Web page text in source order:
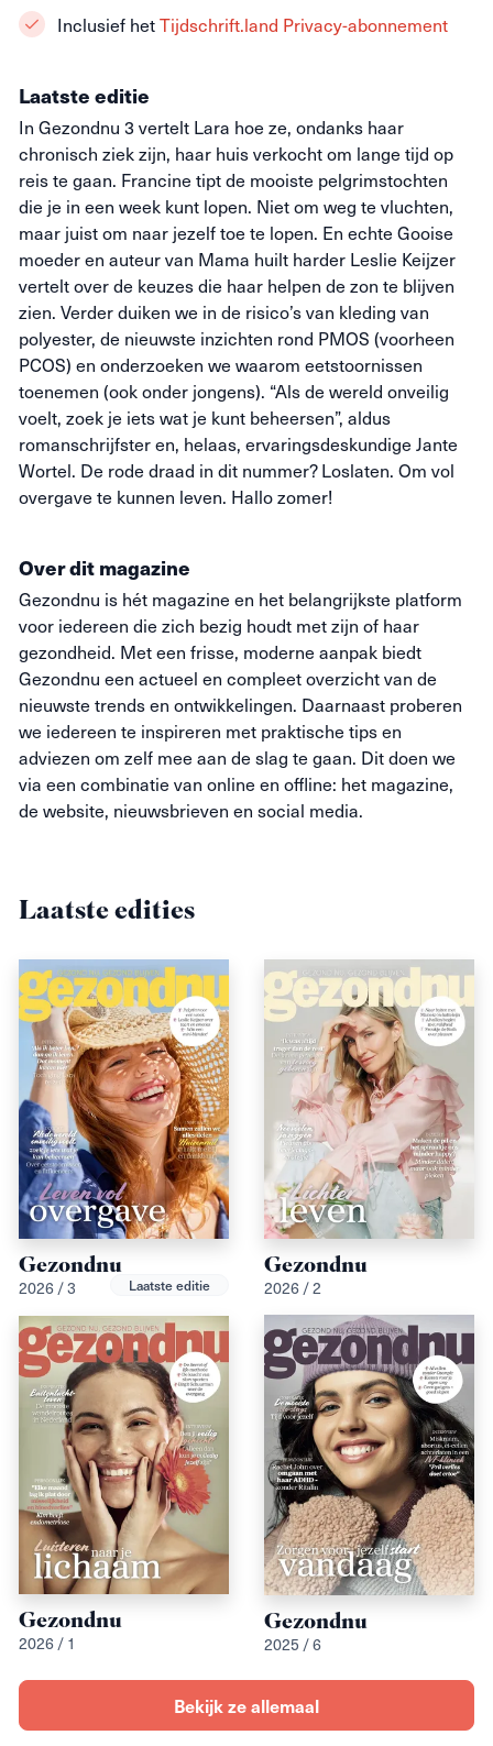
Laatste editie
In Gezondnu 3 vertelt Lara hoe ze, ondanks haar
chronisch ziek zijn, haar huis verkocht om lange tijd op
reis te gaan. Francine tipt de mooiste pelgrimstochten
die je in een week kunt lopen. Niet om weg te vluchten,
maar juist om naar jezelf toe te lopen. En echte Gooise
moeder en auteur van Mama huilt harder Leslie Keijzer
vertelt over de keuzes die haar helpen de zon te blijven
zien. Verder duiken we in de risico’s van kleding van
polyester, de nieuwste inzichten rond PMOS (voorheen
PCOS) en onderzoeken we waarom eetstoornissen
toenemen (ook onder jongens). “Als de wereld onveilig
voelt, zoek je iets wat je kunt beheersen”, aldus
romanschrijfster en, helaas, ervaringsdeskundige Jante
Wortel. De rode draad in dit nummer? Loslaten. Om vol
overgave te kunnen leven. Hallo zomer!
Over dit magazine
Gezondnu is hét magazine en het belangrijkste platform
voor iedereen die zich bezig houdt met zijn of haar
gezondheid. Met een frisse, moderne aanpak biedt
Gezondnu een actueel en compleet overzicht van de
nieuwste trends en ontwikkelingen. Daarnaast proberen
we iedereen te inspireren met praktische tips en
adviezen om zelf mee aan de slag te gaan. Dit doen we
via een combinatie van online en offline: het magazine,
de website, nieuwsbrieven en social media.
Inclusief hetTijdschrift.land Privacy-abonnement
Laatste edities
Gezondnu
2026 / 3 Laatste editie
Gezondnu
2026 / 2
Gezondnu
2026 / 1
Gezondnu
2025 / 6
Bekijk ze allemaal